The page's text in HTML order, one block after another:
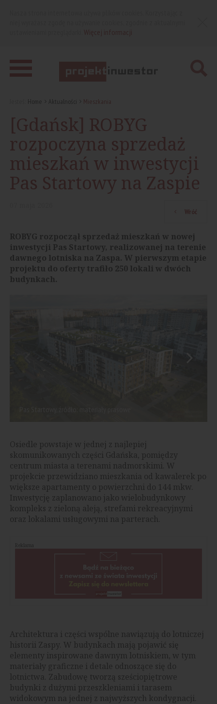
Home Aktualności Mieszkania
[Gdańsk] ROBYG
rozpoczyna sprzedaż
mieszkań w inwestycji
Pas Startowy na Zaspie
Wróć
ROBYG rozpoczął sprzedaż mieszkań w nowej
inwestycji Pas Startowy, realizowanej na terenie
dawnego lotniska na Zaspa. W pierwszym etapie
projektu do oferty trafiło 250 lokali w dwóch
budynkach.
Osiedle powstaje w jednej z najlepiej
skomunikowanych części Gdańska, pomiędzy
centrum miasta a terenami nadmorskimi. W
projekcie przewidziano mieszkania od kawalerek po
większe apartamenty o powierzchni do 144 mkw.
Inwestycję zaplanowano jako wielobudynkowy
kompleks z zieloną aleją, strefami rekreacyjnymi
oraz lokalami usługowymi na parterach.
Reklama
Architektura i części wspólne nawiązują do lotniczej
historii Zaspy. W budynkach mają pojawić się
elementy inspirowane dawnym lotniskiem, w tym
materiały graficzne i detale odnoszące się do
lotnictwa. Zabudowę tworzą sześciopiętrowe
budynki z dużymi przeszkleniami i tarasem
widokowym na jednej z najwyższych kondygnacji.